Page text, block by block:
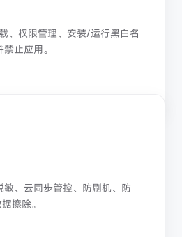
、权限管理、安装/运行黑白名
止应用。
、云同步管控、防刷机、防
擦除。